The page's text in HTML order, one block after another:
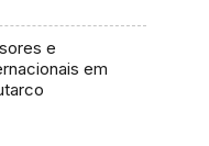
e
em